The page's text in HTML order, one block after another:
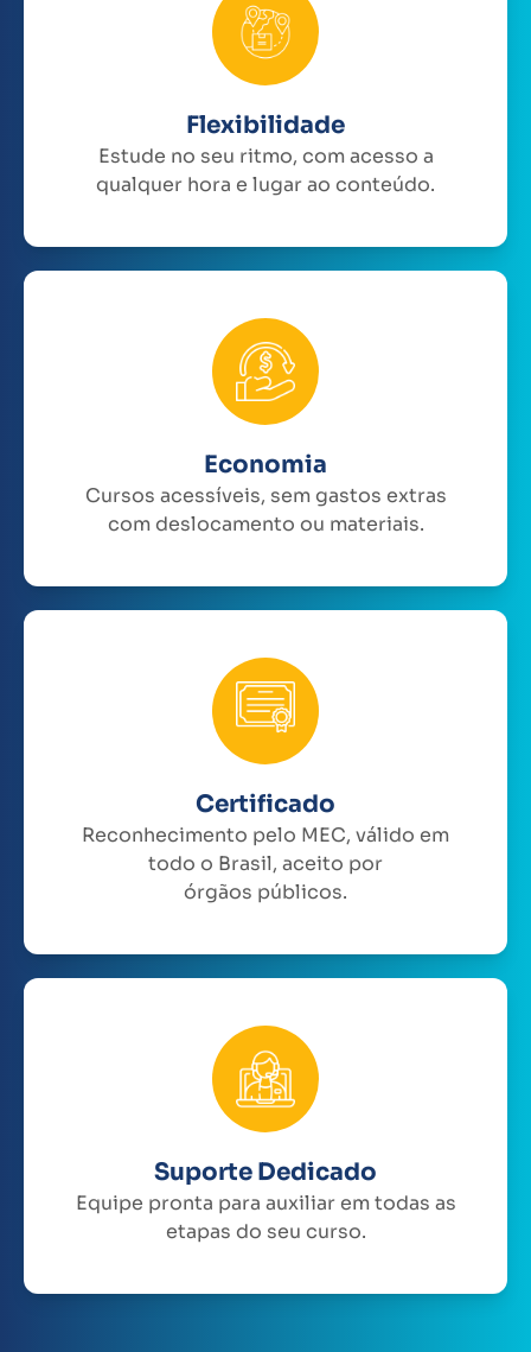
Flexibilidade
Estude no seu ritmo, com acesso a
qualquer hora e lugar ao conteúdo.
Economia
Cursos acessíveis, sem gastos extras
com deslocamento ou materiais.
Certificado
Reconhecimento pelo MEC, válido em
todo o Brasil, aceito por
órgãos públicos.
Suporte Dedicado
Equipe pronta para auxiliar em todas as
etapas do seu curso.